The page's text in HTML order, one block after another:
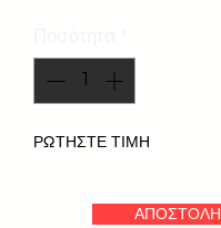
ΡΩΤΗΣΤΕ ΤΙΜΗ
ΑΠΟΣΤΟΛΗ